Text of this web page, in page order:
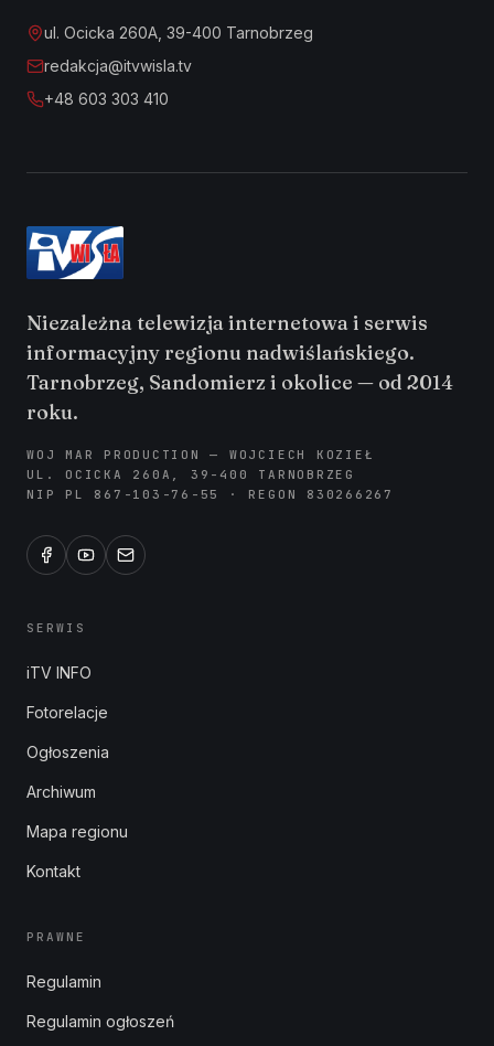
ul. Ocicka 260A, 39-400 Tarnobrzeg
redakcja@itvwisla.tv
+48 603 303 410
Niezależna telewizja internetowa i serwis
informacyjny regionu nadwiślańskiego.
Tarnobrzeg, Sandomierz i okolice — od 2014
roku.
WOJ MAR PRODUCTION — WOJCIECH KOZIEŁ
UL. OCICKA 260A, 39-400 TARNOBRZEG
NIP PL 867-103-76-55 · REGON 830266267
SERWIS
iTV INFO
Fotorelacje
Ogłoszenia
Archiwum
Mapa regionu
Kontakt
PRAWNE
Regulamin
Regulamin ogłoszeń